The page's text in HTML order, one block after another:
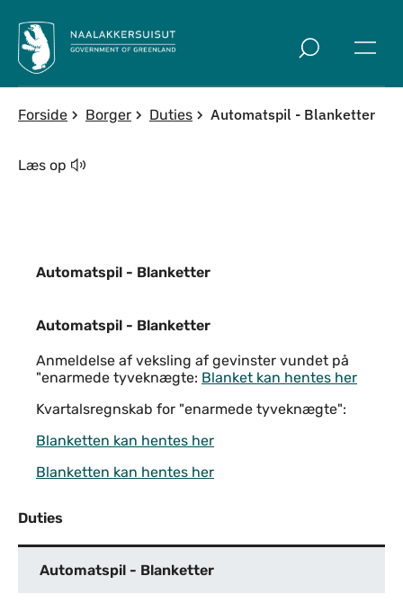
Forside Borger Duties Automatspil - Blanketter
Læs op
Automatspil - Blanketter
Automatspil - Blanketter
Automatspil - Blanketter
Anmeldelse af veksling af gevinster vundet på
"enarmede tyveknægte: Blanket kan hentes her
Kvartalsregnskab for "enarmede tyveknægte":
Blanketten kan hentes her
Blanketten kan hentes her
Duties
Automatspil - Blanketter